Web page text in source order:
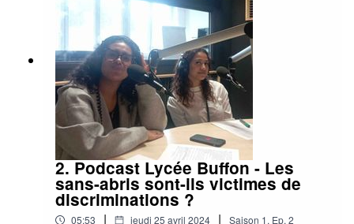
2. Podcast Lycée Buffon - Les
sans-abris sont-ils victimes de
discriminations ?
05:53 | jeudi 25 avril 2024 | Saison 1, Ep. 2